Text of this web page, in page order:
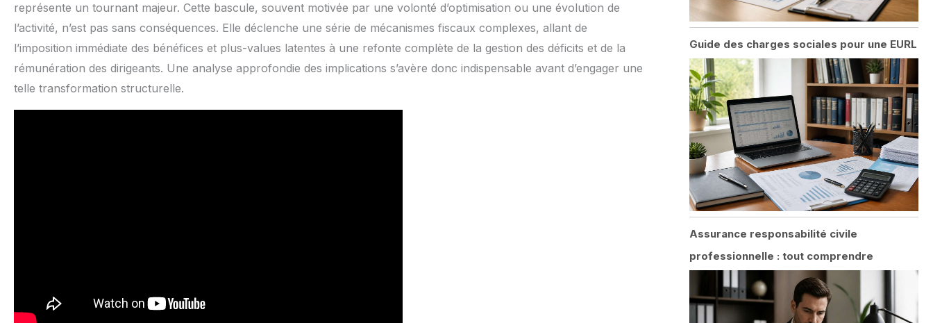
représente un tournant majeur. Cette bascule, souvent motivée par une volonté d’optimisation ou une évolution de
l’activité, n’est pas sans conséquences. Elle déclenche une série de mécanismes fiscaux complexes, allant de
l’imposition immédiate des bénéfices et plus-values latentes à une refonte complète de la gestion des déficits et de la
rémunération des dirigeants. Une analyse approfondie des implications s’avère donc indispensable avant d’engager une
telle transformation structurelle.
Guide des charges sociales pour une EURL
Assurance responsabilité civile
professionnelle : tout comprendre